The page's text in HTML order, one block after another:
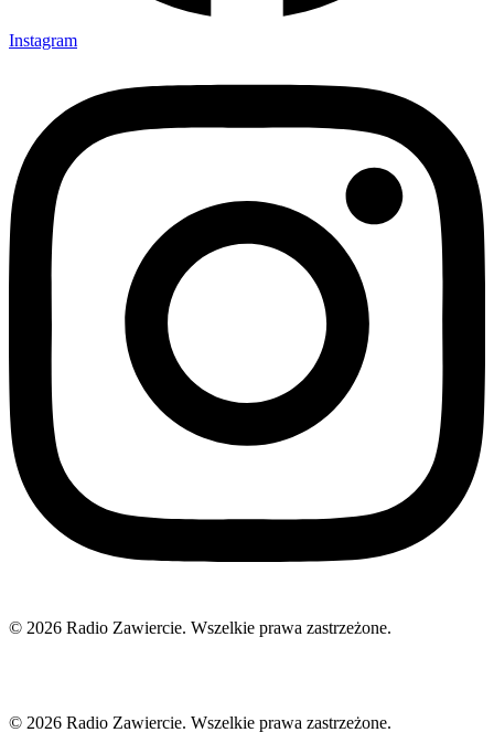
Instagram
© 2026 Radio Zawiercie. Wszelkie prawa zastrzeżone.
© 2026 Radio Zawiercie. Wszelkie prawa zastrzeżone.